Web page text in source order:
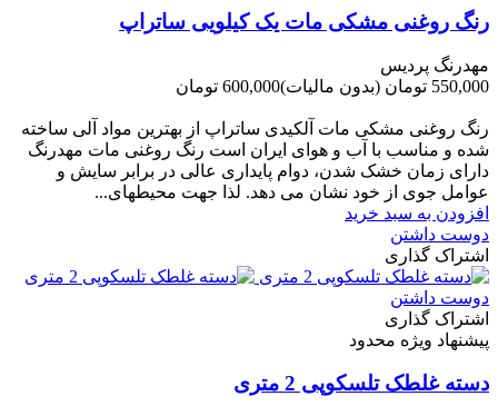
رنگ روغنی مشکی مات یک کیلویی ساتراپ
مهدرنگ پردیس
550,000 تومان
(بدون مالیات)600,000 تومان
رنگ روغنی مشکی مات آلکیدی ساتراپ از بهترین مواد آلی ساخته
شده و مناسب با آب و هوای ایران است رنگ روغنی مات مهدرنگ
دارای زﻣﺎن ﺧﺸﮏ ﺷﺪن، دوام ﭘﺎﯾﺪاری عالی در ﺑﺮاﺑﺮ ﺳﺎﯾﺶ و
ﻋﻮاﻣﻞ ﺟﻮی از ﺧﻮد ﻧﺸﺎن ﻣﯽ دﻫﺪ. ﻟﺬا ﺟﻬﺖ ﻣﺤﯿﻄ‌‌ﻬﺎی...
افزودن به سبد خرید
دوست داشتن
اشتراک گذاری
دوست داشتن
اشتراک گذاری
پیشنهاد ویژه محدود
دسته غلطک تلسکوپی 2 متری